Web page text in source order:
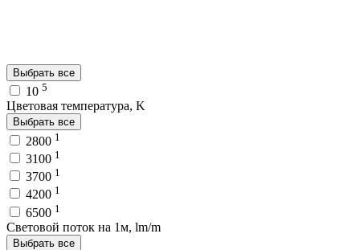
Выбрать все
10 5
Цветовая температура, K
Выбрать все
2800 1
3100 1
3700 1
4200 1
6500 1
Световой поток на 1м, lm/m
Выбрать все